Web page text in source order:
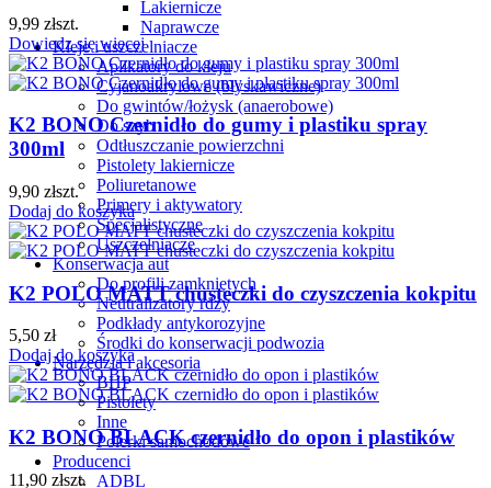
Lakiernicze
Naprawcze
Kleje i uszczelniacze
Aplikatory do kleju
Cyjanoakrylowe (błyskawiczne)
Do gwintów/łożysk (anaerobowe)
Do szyb
Odtłuszczanie powierzchni
Pistolety lakiernicze
Poliuretanowe
Primery i aktywatory
Specjalistyczne
Uszczelniacze
Konserwacja aut
Do profili zamkniętych
Neutralizatory rdzy
Podkłady antykorozyjne
Środki do konserwacji podwozia
Narzędzia i akcesoria
BHP
Pistolety
Inne
Polerki samochodowe
Producenci
ADBL
9,99 złszt.
Dowiedz się więcej
K2 BONO Czernidło do gumy i plastiku spray
300ml
9,90 złszt.
Dodaj do koszyka
K2 POLO MATT chusteczki do czyszczenia kokpitu
5,50 zł
Dodaj do koszyka
K2 BONO BLACK czernidło do opon i plastików
11,90 złszt.